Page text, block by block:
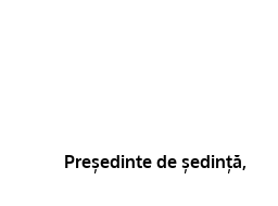
Președinte de ședință,